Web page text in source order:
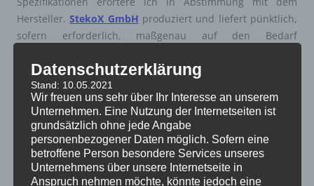
Hersteller.StekoX GmbH produziert und liefert pünktlich,
sofern erforderlich, maßgenau auf den Bedarf
und Zulassungen zur Verfügung stehen, ist
selbstverständlich.
So besteht Sicherheit von Beginn der Abdichtungsmaßnahme
(Planung) über die Ausführung, bis hin zur Nutzung, sowohl für
die Verarbeiter als auch für den Immobilieneigentümer bzw. -
Bewohner. Die sich aus der Arbeit ergebenden Empfehlungen
Datenschutzerklärung
Stand: 10.05.2021
Wir freuen uns sehr über Ihr Interesse an unserem
Unternehmen. Eine Nutzung der Internetseiten ist
grundsätzlich ohne jede Angabe
personenbezogener Daten möglich. Sofern eine
betroffene Person besondere Services unseres
Unternehmens über unsere Internetseite in
Anspruch nehmen möchte, könnte jedoch eine